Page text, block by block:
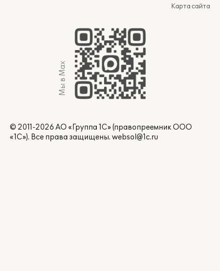
Карта сайта
Мы в Max
© 2011-2026 АО «Группа 1С» (правопреемник ООО
«1С»). Все права защищены. websol@1c.ru